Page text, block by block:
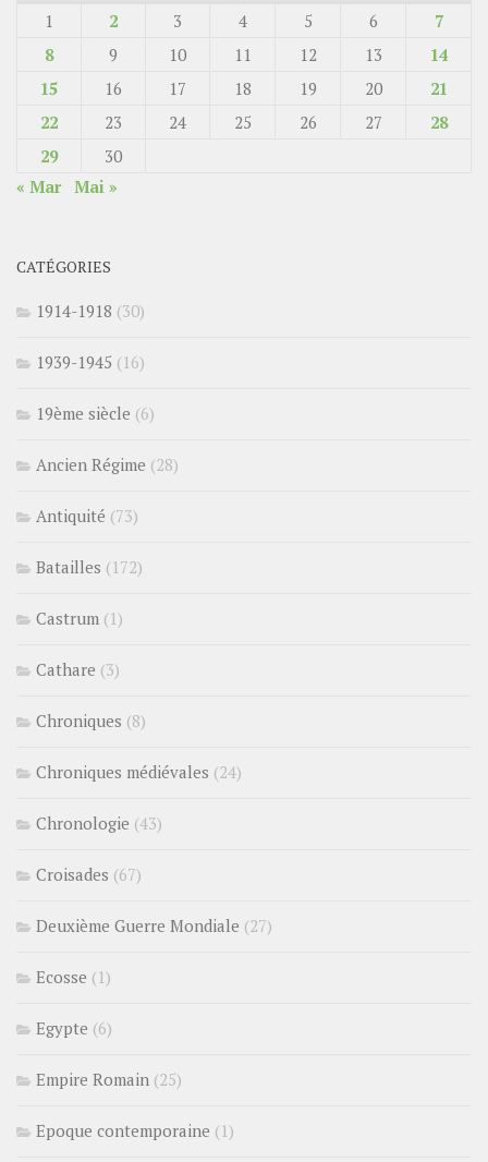
1
2 3 4 5 6
7
8
9 10 11 12 13
14
15
16 17 18 19 20
21
22
23 24 25 26 27
28
29
30
« Mar Mai »
CATÉGORIES
1914-1918 (30)
1939-1945 (16)
19ème siècle (6)
Ancien Régime (28)
Antiquité (73)
Batailles (172)
Castrum (1)
Cathare (3)
Chroniques (8)
Chroniques médiévales (24)
Chronologie (43)
Croisades (67)
Deuxième Guerre Mondiale (27)
Ecosse (1)
Egypte (6)
Empire Romain (25)
Epoque contemporaine (1)